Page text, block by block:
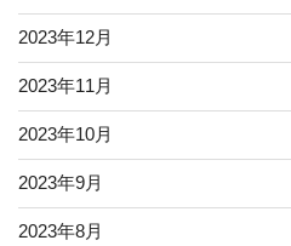
2023年12月
2023年11月
2023年10月
2023年9月
2023年8月